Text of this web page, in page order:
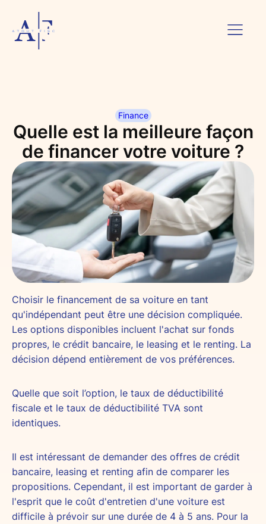
Finance
Quelle est la meilleure façon
de financer votre voiture ?
Choisir le financement de sa voiture en tant
qu'indépendant peut être une décision compliquée.
Les options disponibles incluent l'achat sur fonds
propres, le crédit bancaire, le leasing et le renting. La
décision dépend entièrement de vos préférences.
Quelle que soit l’option, le taux de déductibilité
fiscale et le taux de déductibilité TVA sont
identiques.
Il est intéressant de demander des offres de crédit
bancaire, leasing et renting afin de comparer les
propositions. Cependant, il est important de garder à
l'esprit que le coût d'entretien d'une voiture est
difficile à prévoir sur une durée de 4 à 5 ans. Pour la